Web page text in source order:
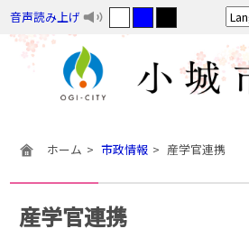
音声読み上げ
ホーム 市政情報 産学官連携
産学官連携